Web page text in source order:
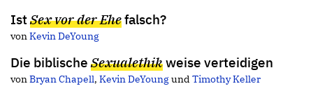
IstSex vor der Ehefalsch?
von Kevin DeYoung
Die biblische Sexualethikweise verteidigen
von Bryan Chapell, Kevin DeYoungund Timothy Keller